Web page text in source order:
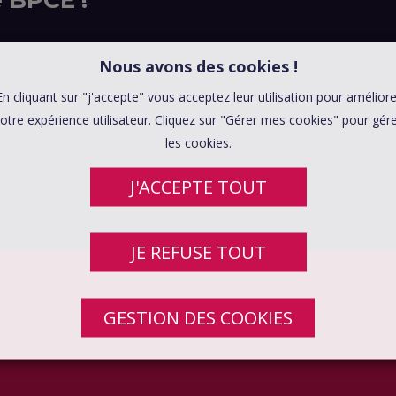
Nous avons des cookies !
cliquant sur "j'accepte" vous acceptez leur utilisation pour
expérience utilisateur. Cliquez sur "Gérer mes cookies" pour
les cookies.
J'ACCEPTE TOUT
JE REFUSE TOUT
GESTION DES COOKIES